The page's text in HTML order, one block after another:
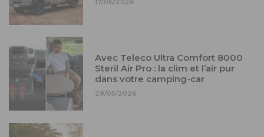
17/06/2026
Avec Teleco Ultra Comfort 8000
Steril Air Pro : la clim et l’air pur
dans votre camping-car
29/05/2026